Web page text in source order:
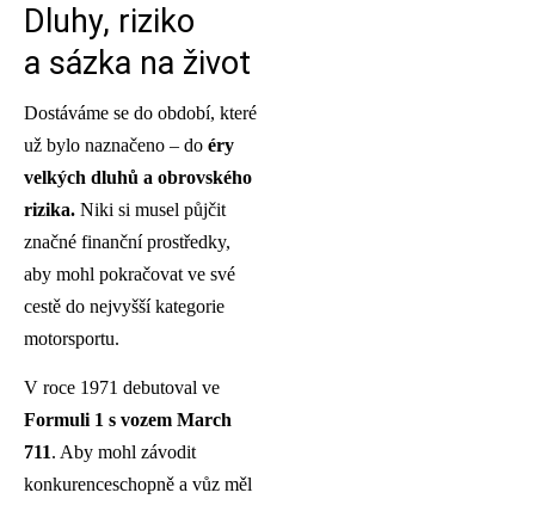
Dluhy, riziko
a sázka na život
Dostáváme se do období, které
už bylo naznačeno – do éry
velkých dluhů a obrovského
rizika. Niki si musel půjčit
značné finanční prostředky,
aby mohl pokračovat ve své
cestě do nejvyšší kategorie
motorsportu.
V roce 1971 debutoval ve
Formuli 1 s vozem March
711. Aby mohl závodit
konkurenceschopně a vůz měl